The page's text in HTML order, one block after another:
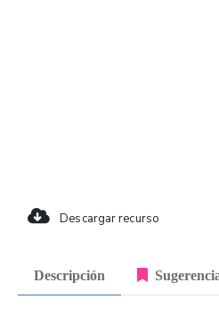
Descargar recurso
Descripción